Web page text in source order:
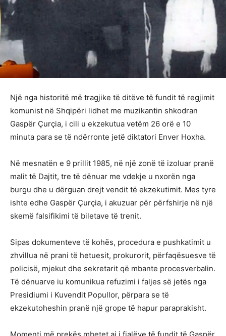
Një nga historitë më tragjike të ditëve të fundit të regjimit
komunist në Shqipëri lidhet me muzikantin shkodran
Gaspër Çurçia, i cili u ekzekutua vetëm 26 orë e 10
minuta para se të ndërronte jetë diktatori Enver Hoxha.
Në mesnatën e 9 prillit 1985, në një zonë të izoluar pranë
malit të Dajtit, tre të dënuar me vdekje u nxorën nga
burgu dhe u dërguan drejt vendit të ekzekutimit. Mes tyre
ishte edhe Gaspër Çurçia, i akuzuar për përfshirje në një
skemë falsifikimi të biletave të trenit.
Sipas dokumenteve të kohës, procedura e pushkatimit u
zhvillua në prani të hetuesit, prokurorit, përfaqësuesve të
policisë, mjekut dhe sekretarit që mbante procesverbalin.
Të dënuarve iu komunikua refuzimi i faljes së jetës nga
Presidiumi i Kuvendit Popullor, përpara se të
ekzekutoheshin pranë një grope të hapur paraprakisht.